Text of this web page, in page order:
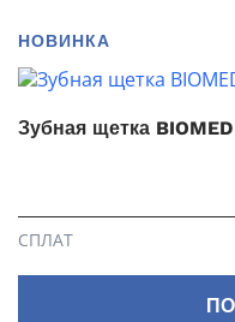
НОВИНКА
Зубная щетка
СПЛАТ